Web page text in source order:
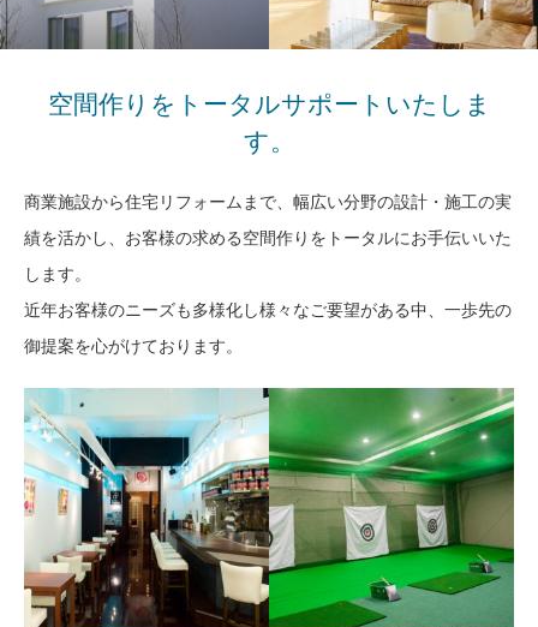
空間作りをトータルサポートいたしま
す。
商業施設から住宅リフォームまで、幅広い分野の設計・施工の実
績を活かし、お客様の求める空間作りをトータルにお手伝いいた
します。
近年お客様のニーズも多様化し様々なご要望がある中、一歩先の
御提案を心がけております。